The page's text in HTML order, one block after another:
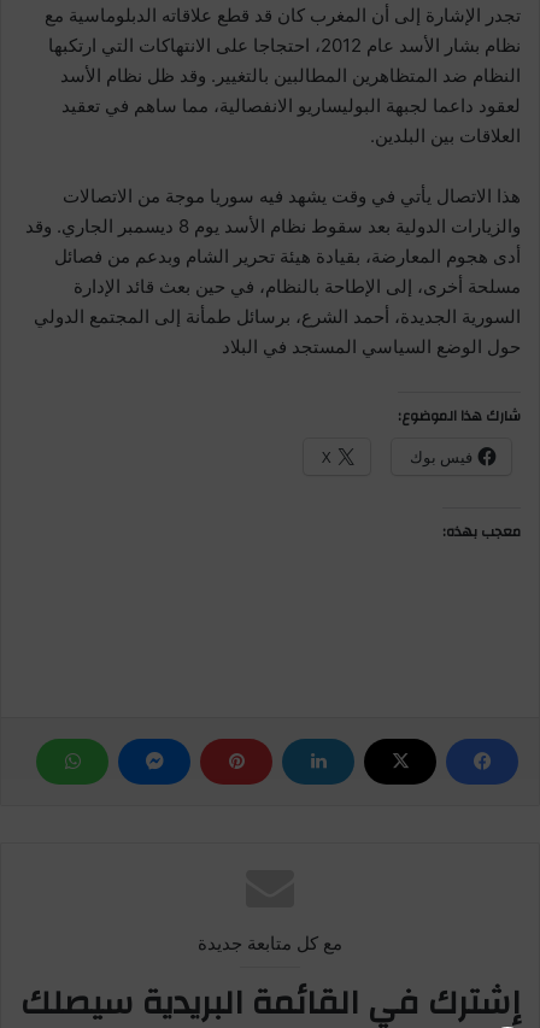
تجدر الإشارة إلى أن المغرب كان قد قطع علاقاته الدبلوماسية مع
نظام بشار الأسد عام 2012، احتجاجا على الانتهاكات التي ارتكبها
النظام ضد المتظاهرين المطالبين بالتغيير. وقد ظل نظام الأسد
لعقود داعما لجبهة البوليساريو الانفصالية، مما ساهم في تعقيد
العلاقات بين البلدين.
هذا الاتصال يأتي في وقت يشهد فيه سوريا موجة من الاتصالات
والزيارات الدولية بعد سقوط نظام الأسد يوم 8 ديسمبر الجاري. وقد
أدى هجوم المعارضة، بقيادة هيئة تحرير الشام وبدعم من فصائل
مسلحة أخرى، إلى الإطاحة بالنظام، في حين بعث قائد الإدارة
السورية الجديدة، أحمد الشرع، برسائل طمأنة إلى المجتمع الدولي
حول الوضع السياسي المستجد في البلاد
شارك هذا الموضوع:
فيس بوك X
معجب بهذه:
مع كل متابعة جديدة
إشترك في القائمة البريدية سيصلك